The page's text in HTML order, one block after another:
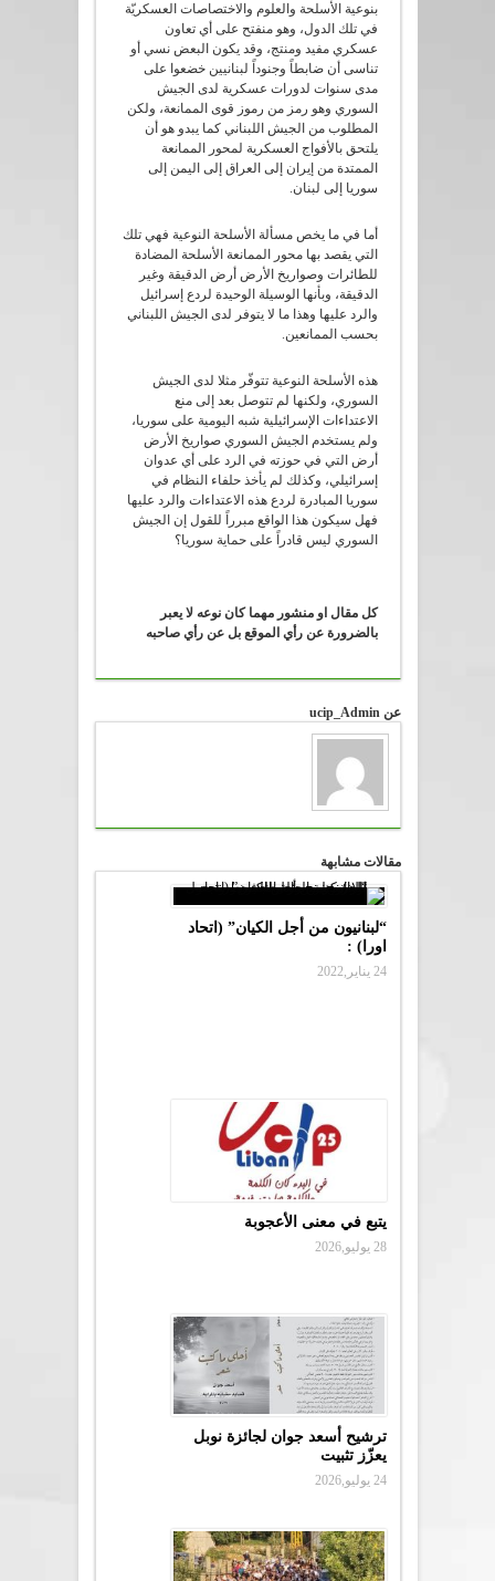
بنوعية الأسلحة والعلوم والاختصاصات العسكريّة
في تلك الدول، وهو منفتح على أي تعاون
عسكري مفيد ومنتج، وقد يكون البعض نسي أو
تناسى أن ضابطاً وجنوداً لبنانيين خضعوا على
مدى سنوات لدورات عسكرية لدى الجيش
السوري وهو رمز من رموز قوى الممانعة، ولكن
المطلوب من الجيش اللبناني كما يبدو هو أن
يلتحق بالأفواج العسكرية لمحور الممانعة
الممتدة من إيران إلى العراق إلى اليمن إلى
سوريا إلى لبنان.
أما في ما يخص مسألة الأسلحة النوعية فهي تلك
التي يقصد بها محور الممانعة الأسلحة المضادة
للطائرات وصواريخ الأرض أرض الدقيقة وغير
الدقيقة، وبأنها الوسيلة الوحيدة لردع إسرائيل
والرد عليها وهذا ما لا يتوفر لدى الجيش اللبناني
بحسب الممانعين.
هذه الأسلحة النوعية تتوفّر مثلا لدى الجيش
السوري، ولكنها لم تتوصل بعد إلى منع
الاعتداءات الإسرائيلية شبه اليومية على سوريا،
ولم يستخدم الجيش السوري صواريخ الأرض
أرض التي في حوزته في الرد على أي عدوان
إسرائيلي، وكذلك لم يأخذ حلفاء النظام في
سوريا المبادرة لردع هذه الاعتداءات والرد عليها
فهل سيكون هذا الواقع مبرراً للقول إن الجيش
السوري ليس قادراً على حماية سوريا؟
كل مقال او منشور مهما كان نوعه لا يعبر
بالضرورة عن رأي الموقع بل عن رأي صاحبه
عن ucip_Admin
مقالات مشابهة
“لبنانيون من أجل الكيان” (اتحاد
اورا) :
24 يناير,2022
يتبع في معنى الأعجوبة
28 يوليو,2026
ترشيح أسعد جوان لجائزة نوبل
يعزّز تثبيت
24 يوليو,2026